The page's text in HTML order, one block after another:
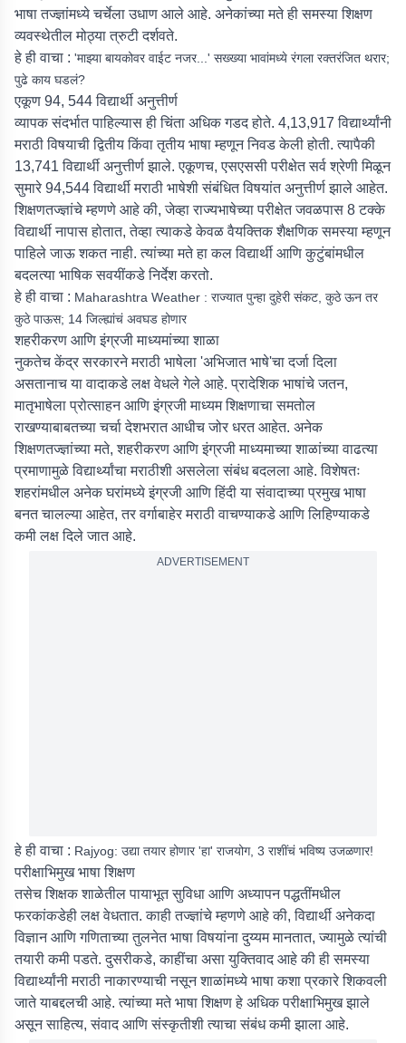
भाषा तज्ज्ञांमध्ये चर्चेला उधाण आले आहे. अनेकांच्या मते ही समस्या शिक्षण
व्यवस्थेतील मोठ्या त्रुटी दर्शवते.
हे ही वाचा : 'माझ्या बायकोवर वाईट नजर...' सख्ख्या भावांमध्ये रंगला रक्तरंजित थरार;
पुढे काय घडलं?
एकूण 94, 544 विद्यार्थी अनुत्तीर्ण
व्यापक संदर्भात पाहिल्यास ही चिंता अधिक गडद होते. 4,13,917 विद्यार्थ्यांनी
मराठी विषयाची द्वितीय किंवा तृतीय भाषा म्हणून निवड केली होती. त्यापैकी
13,741 विद्यार्थी अनुत्तीर्ण झाले. एकूणच, एसएससी परीक्षेत सर्व श्रेणी मिळून
सुमारे 94,544 विद्यार्थी मराठी भाषेशी संबंधित विषयांत अनुत्तीर्ण झाले आहेत.
शिक्षणतज्ज्ञांचे म्हणणे आहे की, जेव्हा राज्यभाषेच्या परीक्षेत जवळपास 8 टक्के
विद्यार्थी नापास होतात, तेव्हा त्याकडे केवळ वैयक्तिक शैक्षणिक समस्या म्हणून
पाहिले जाऊ शकत नाही. त्यांच्या मते हा कल विद्यार्थी आणि कुटुंबांमधील
बदलत्या भाषिक सवयींकडे निर्देश करतो.
हे ही वाचा : Maharashtra Weather : राज्यात पुन्हा दुहेरी संकट, कुठे ऊन तर
कुठे पाऊस; 14 जिल्ह्यांचं अवघड होणार
शहरीकरण आणि इंग्रजी माध्यमांच्या शाळा
नुकतेच केंद्र सरकारने मराठी भाषेला 'अभिजात भाषे'चा दर्जा दिला
असतानाच या वादाकडे लक्ष वेधले गेले आहे. प्रादेशिक भाषांचे जतन,
मातृभाषेला प्रोत्साहन आणि इंग्रजी माध्यम शिक्षणाचा समतोल
राखण्याबाबतच्या चर्चा देशभरात आधीच जोर धरत आहेत. अनेक
शिक्षणतज्ज्ञांच्या मते, शहरीकरण आणि इंग्रजी माध्यमाच्या शाळांच्या वाढत्या
प्रमाणामुळे विद्यार्थ्यांचा मराठीशी असलेला संबंध बदलला आहे. विशेषतः
शहरांमधील अनेक घरांमध्ये इंग्रजी आणि हिंदी या संवादाच्या प्रमुख भाषा
बनत चालल्या आहेत, तर वर्गाबाहेर मराठी वाचण्याकडे आणि लिहिण्याकडे
कमी लक्ष दिले जात आहे.
ADVERTISEMENT
हे ही वाचा : Rajyog: उद्या तयार होणार 'हा' राजयोग, 3 राशींचं भविष्य उजळणार!
परीक्षाभिमुख भाषा शिक्षण
तसेच शिक्षक शाळेतील पायाभूत सुविधा आणि अध्यापन पद्धतींमधील
फरकांकडेही लक्ष वेधतात. काही तज्ज्ञांचे म्हणणे आहे की, विद्यार्थी अनेकदा
विज्ञान आणि गणिताच्या तुलनेत भाषा विषयांना दुय्यम मानतात, ज्यामुळे त्यांची
तयारी कमी पडते. दुसरीकडे, काहींचा असा युक्तिवाद आहे की ही समस्या
विद्यार्थ्यांनी मराठी नाकारण्याची नसून शाळांमध्ये भाषा कशा प्रकारे शिकवली
जाते याबद्दलची आहे. त्यांच्या मते भाषा शिक्षण हे अधिक परीक्षाभिमुख झाले
असून साहित्य, संवाद आणि संस्कृतीशी त्याचा संबंध कमी झाला आहे.